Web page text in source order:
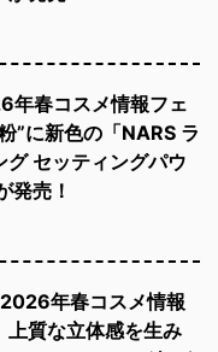
年春コスメ情報フェ
”に新色の「NARS ラ
グ セッティングパウ
発売！
年春コスメ情報
上質な立体感を生み